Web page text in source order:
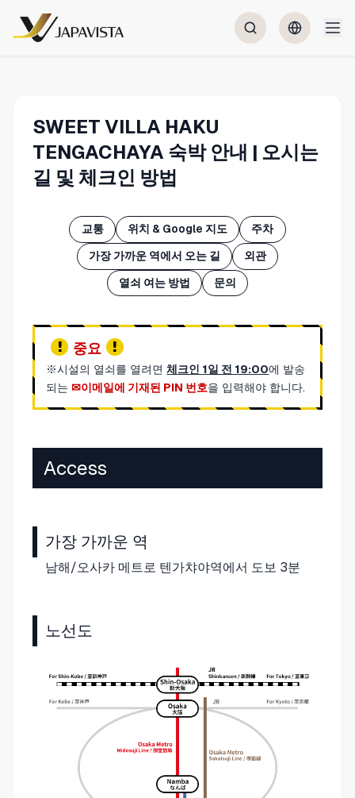
SWEET VILLA HAKU
TENGACHAYA 숙박 안내 | 오시는
길 및 체크인 방법
교통 위치 & Google 지도 주차
가장 가까운 역에서 오는 길 외관
열쇠 여는 방법 문의
중요
※시설의 열쇠를 열려면체크인 1일 전 19:00에 발송
되는
이메일에 기재된 PIN 번호을 입력해야 합니다.
Access
가장 가까운 역
남해/오사카 메트로 텐가챠야역에서 도보 3분
노선도